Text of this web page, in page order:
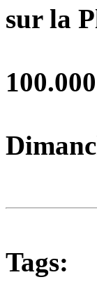
sur la
Tags: